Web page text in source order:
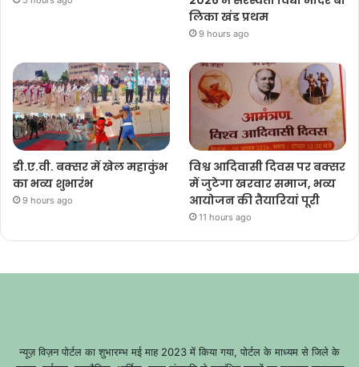
लिका खंड प्रथम
9 hours ago
डी.ए.वी. बक्सर में खेल महाकुंभ
का भव्य शुभारंभ
9 hours ago
विश्व आदिवासी दिवस पर बक्सर
में जुटेगा खरवार समाज, भव्य
आयोजन की तैयारियां पूरी
11 hours ago
न्यूज़ विज़न पोर्टल का शुभारम्भ मई माह 2023 में किया गया, पोर्टल के माध्यम से जिले के